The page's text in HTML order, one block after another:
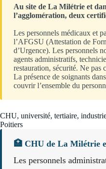
Au site de La Milétrie et
l’agglomération, deux
Les personnels médicaux et
l’AFGSU (Attestation de
d’Urgence). Les personnels
agents administratifs,
restauration, sécurité. Ne pas
La présence de soignants
couvrir l’ensemble du
CHU, université, tertiaire,
Poitiers
🏥 CHU de La Milétrie
Les personnels